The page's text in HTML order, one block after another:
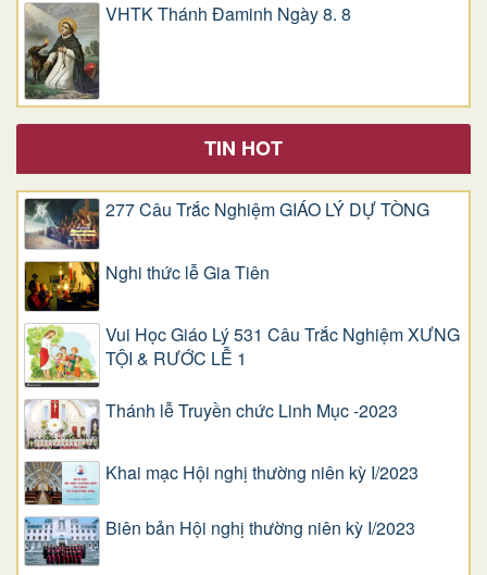
VHTK Thánh Đaminh Ngày 8. 8
TIN HOT
277 Câu Trắc Nghiệm GIÁO LÝ DỰ TÒNG
Nghi thức lễ Gia Tiên
Vui Học Giáo Lý 531 Câu Trắc Nghiệm XƯNG
TỘI & RƯỚC LỄ 1
Thánh lễ Truyền chức Linh Mục -2023
Khai mạc Hội nghị thường niên kỳ I/2023
Biên bản Hội nghị thường niên kỳ I/2023